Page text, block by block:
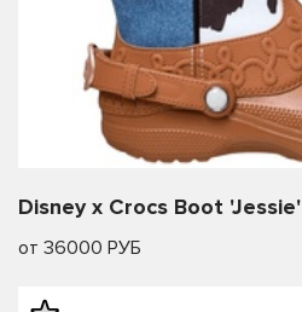
Disney x Crocs Boot 'Jessie'
от 36000 РУБ